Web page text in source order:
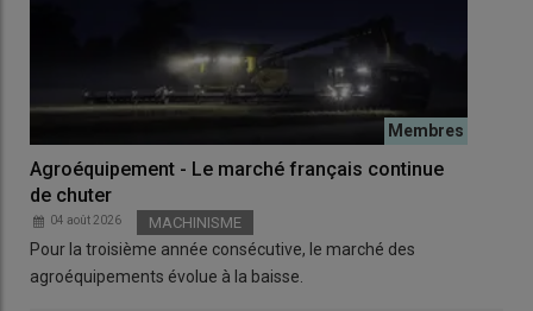
Agroéquipement - Le marché français continue
de chuter
04 août 2026 MACHINISME
Pour la troisième année consécutive, le marché des
agroéquipements évolue à la baisse.